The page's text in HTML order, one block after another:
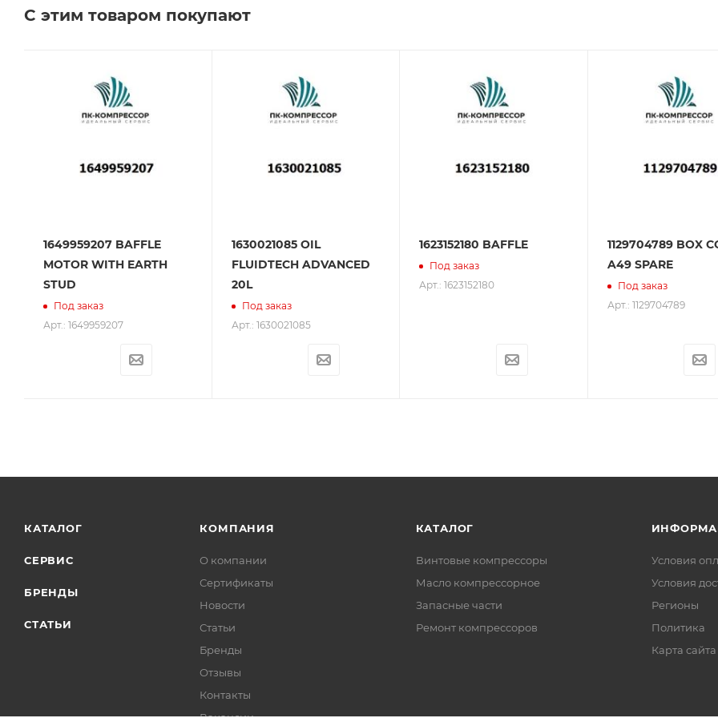
Сервисное обслуживание на всех этапах использования оборудования. ООО «ПК-Компрессор» - надежный
С этим товаром покупают
1649959207 BAFFLE
MOTOR WITH EARTH
STUD
Под заказ
Арт.: 1649959207
1630021085 OIL
FLUIDTECH ADVANCED
20L
Под заказ
Арт.: 1630021085
1623152180 BAFFLE
Под заказ
Арт.: 1623152180
1129704789 BOX
A49 SPARE
Под заказ
Арт.: 1129704789
КАТАЛОГ
СЕРВИС
БРЕНДЫ
СТАТЬИ
КОМПАНИЯ
О компании
Сертификаты
Новости
Статьи
Бренды
Отзывы
Контакты
КАТАЛОГ
Винтовые компрессоры
Масло компрессорное
Запасные части
Ремонт компрессоров
Условия
Условия
Регионы
Политика
Карта сайта